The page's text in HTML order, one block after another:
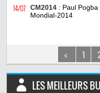
14/07 CM2014 : Paul
Mondial-2014
< 1
LES MEILLEURS